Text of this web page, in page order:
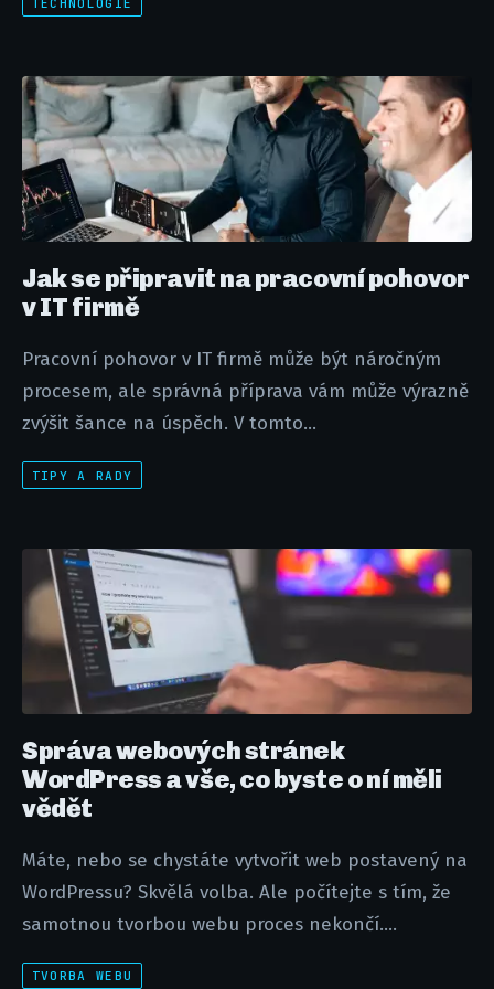
TECHNOLOGIE
Jak se připravit na pracovní pohovor
v IT firmě
Pracovní pohovor v IT firmě může být náročným
procesem, ale správná příprava vám může výrazně
zvýšit šance na úspěch. V tomto...
TIPY A RADY
Správa webových stránek
WordPress a vše, co byste o ní měli
vědět
Máte, nebo se chystáte vytvořit web postavený na
WordPressu? Skvělá volba. Ale počítejte s tím, že
samotnou tvorbou webu proces nekončí....
TVORBA WEBU